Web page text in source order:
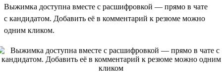
Выжимка доступна вместе с расшифровкой — прямо в чате
с кандидатом. Добавить её в комментарий к резюме можно
одним кликом.